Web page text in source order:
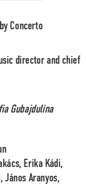
Concerto
director and chief
Gubajdulina
Erika Kádi,
János Aranyos,